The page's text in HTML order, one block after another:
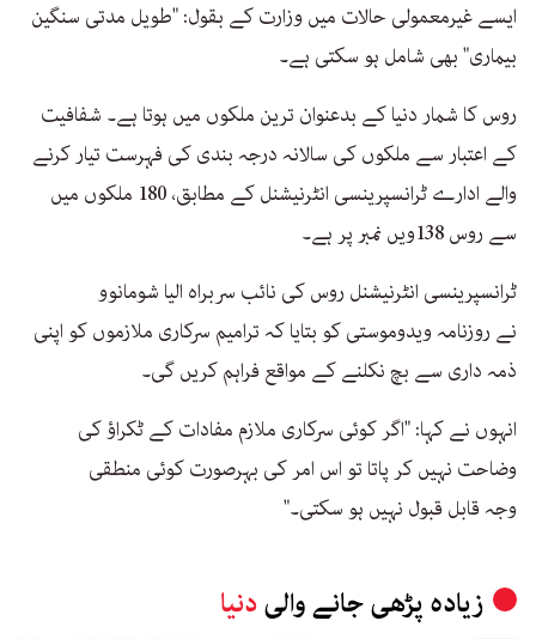
ایسے غیرمعمولی حالات میں وزارت کے بقول: "طویل مدتی سنگین
بیماری" بھی شامل ہو سکتی ہے۔
روس کا شمار دنیا کے بدعنوان ترین ملکوں میں ہوتا ہے۔ شفافیت
کے اعتبار سے ملکوں کی سالانہ درجہ بندی کی فہرست تیار کرنے
والے ادارے ٹرانسپرینسی انٹرنیشنل کے مطابق، 180 ملکوں میں
سے روس 138ویں نمبر پر ہے۔
ٹرانسپرینسی انٹرنیشنل روس کی نائب سربراہ الیا شومانوو
نے روزنامہ ویدوموستی کو بتایا کہ ترامیم سرکاری ملازموں کو اپنی
ذمہ داری سے بچ نکلنے کے مواقع فراہم کریں گی۔
انہوں نے کہا: "اگر کوئی سرکاری ملازم مفادات کے ٹکراؤ کی
وضاحت نہیں کر پاتا تو اس امر کی بہرصورت کوئی منطقی
وجہ قابل قبول نہیں ہو سکتی۔"
زیادہ پڑھی جانے والیدنیا